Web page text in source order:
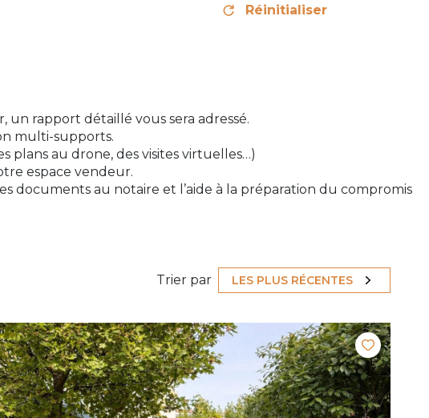
Réinitialiser
rapport détaillé vous sera adressé.
multi-supports.
plans au drone, des visites virtuelles…)
espace vendeur.
documents au notaire et l’aide à la préparation du compromis
Trier par LES PLUS RÉCENTES